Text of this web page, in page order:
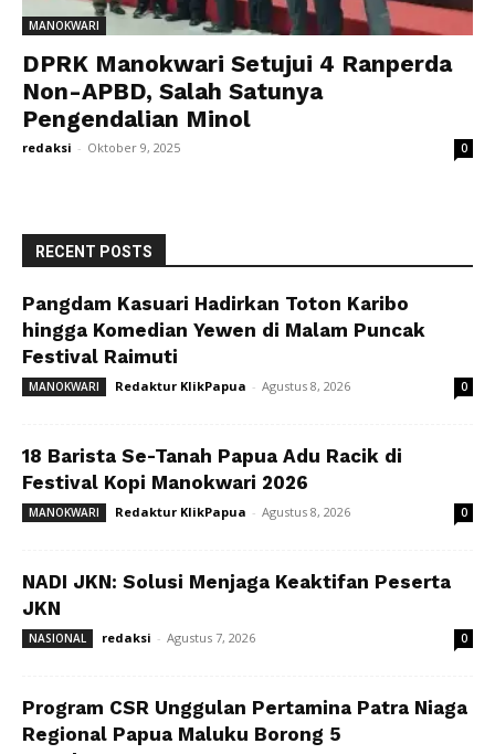
MANOKWARI
DPRK Manokwari Setujui 4 Ranperda
Non-APBD, Salah Satunya
Pengendalian Minol
redaksi - Oktober 9, 2025 0
RECENT POSTS
Pangdam Kasuari Hadirkan Toton Karibo
hingga Komedian Yewen di Malam Puncak
Festival Raimuti
MANOKWARI Redaktur KlikPapua - Agustus 8, 2026 0
18 Barista Se-Tanah Papua Adu Racik di
Festival Kopi Manokwari 2026
MANOKWARI Redaktur KlikPapua - Agustus 8, 2026 0
NADI JKN: Solusi Menjaga Keaktifan Peserta
JKN
NASIONAL redaksi - Agustus 7, 2026 0
Program CSR Unggulan Pertamina Patra Niaga
Regional Papua Maluku Borong 5